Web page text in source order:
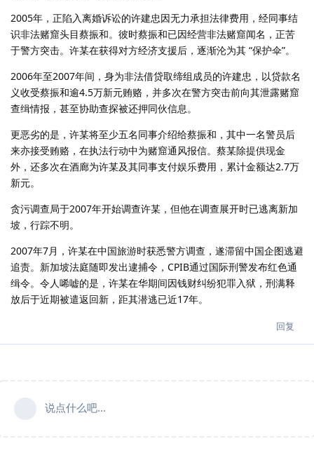
2005年，正陷入离婚诉讼的许建忠因无力承担法律费用，经同事结
识非法赌窟头目蔡振和。彼时蔡振和已因经营非法赌窟闻名，正苦
于警方突击。许某在获得对方经济支援后，逐渐沦为其 “保护伞”。
2006年至2007年间，身为非法借贷取缔组成员的许建忠，以贷款名
义收受蔡振和逾4.5万新元贿赂，并多次在警方突击前向其泄露赌窟
查缉情报，甚至协助查探被还押同伙信息。
更恶劣的是，许某将至少五名同事介绍给蔡振和，其中一名警员后
来亦接受贿赂，在执法行动中为赌窟通风报信。蔡某除提供现金
外，还多次在酒廊为许某及其同事支付娱乐费用，累计金额达2.7万
新元。
贪污调查局于2007年开始调查许某，但他在调查展开时已逃离新加
坡，行踪不明。
2007年7月，许某在中国旅游时获悉警方调查，遂滞留中国企图逃避
追责。新加坡法庭随即发出逮捕令，CPIB通过国际刑警发布红色通
缉令。令人唏嘘的是，许某在华期间因钱财纠纷犯罪入狱，刑满释
放后于近期被遣返回新，距其潜逃已近17年。
回复
说点什么吧...